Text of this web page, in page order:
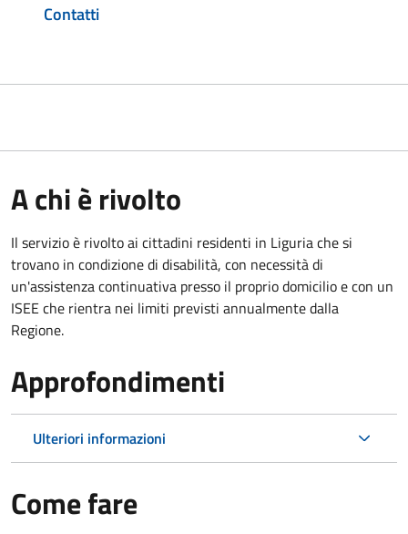
Contatti
A chi è rivolto
Il servizio è rivolto ai cittadini residenti in Liguria che si
trovano in condizione di disabilità, con necessità di
un'assistenza continuativa presso il proprio domicilio e con un
ISEE che rientra nei limiti previsti annualmente dalla
Regione.
Approfondimenti
Ulteriori informazioni
Come fare